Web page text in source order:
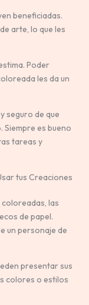
beneficiadas.
arte, lo que les
Poder
les da un
seguro de que
Siempre es bueno
tareas y
tus Creaciones
coloreadas, las
de papel.
un personaje de
presentar sus
colores o estilos